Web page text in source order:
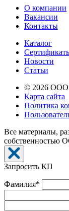
О компании
Вакансии
Контакты
Каталог
Новости
Cтатьи
© 2026 ООО
Карта сайта
Политика
Все материалы,
собственностью
Запросить КП
Фамилия*